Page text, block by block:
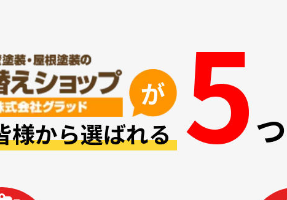
が
様から選ばれる 5